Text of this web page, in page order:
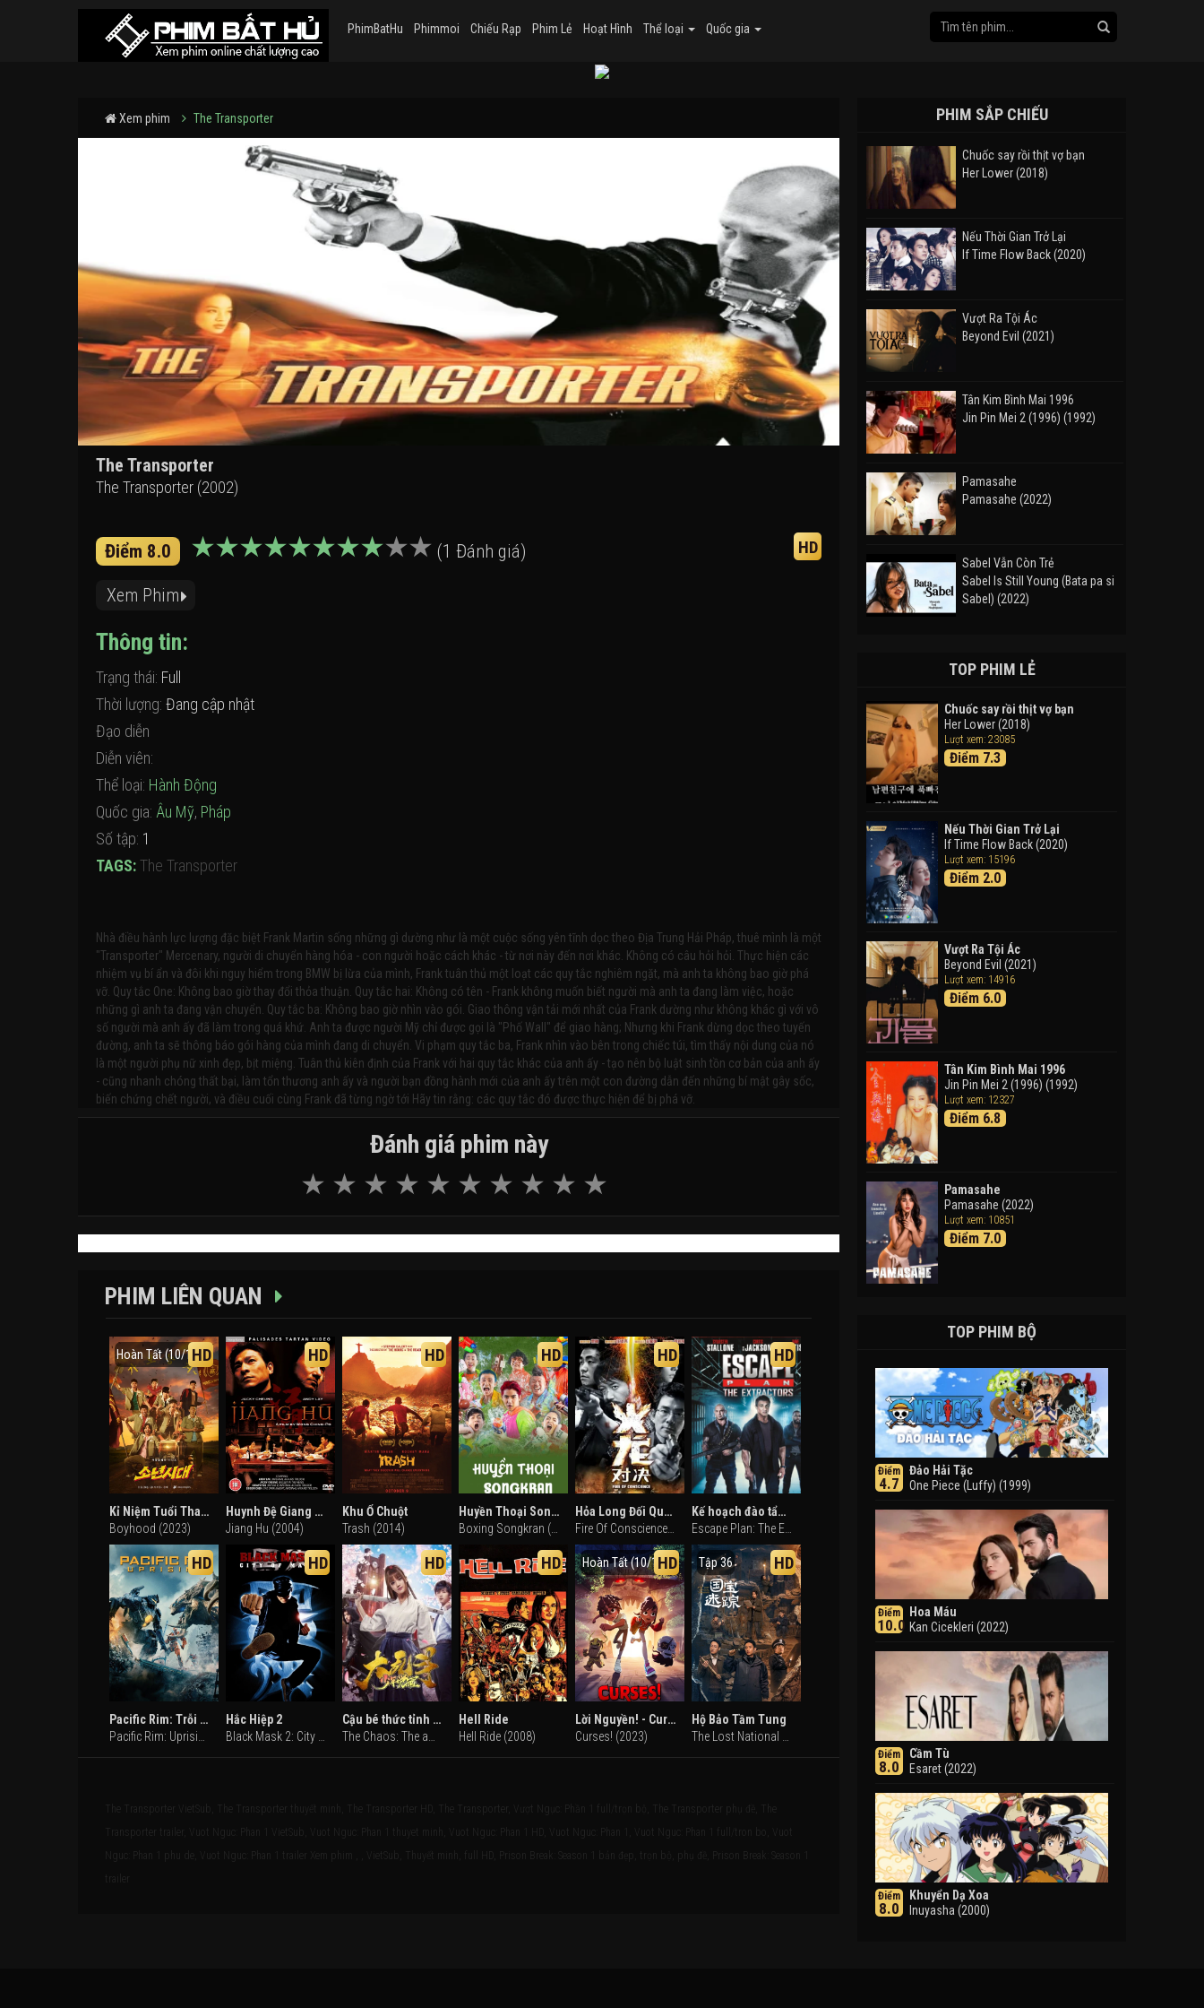
PhimBatHu Phimmoi Chiếu Rạp Phim Lẻ Hoạt Hình Thể loại Quốc gia
Xem phim The Transporter
The Transporter
The Transporter (2002)
Điểm 8.0 (1 Đánh giá) HD
Xem Phim
Thông tin:
Trạng thái: Full
Thời lượng: Đang cập nhật
Đạo diễn
Diễn viên:
Thể loại: Hành Động
Quốc gia: Âu Mỹ, Pháp
Số tập: 1
TAGS:The Transporter
Nhà điều hành lực lượng đặc biệt Frank Martin sống những gì dường như là một cuộc sống yên tĩnh dọc theo Địa Trung Hải Pháp, thuê mình là một
"Transporter" Mercenary, người di chuyển hàng hóa - con người hoặc cách khác - từ nơi này đến nơi khác. Không có câu hỏi hỏi. Thực hiện các
nhiệm vụ bí ẩn và đôi khi nguy hiểm trong BMW bị lừa của mình, Frank tuân thủ một loạt các quy tắc nghiêm ngặt, mà anh ta không bao giờ phá
vỡ. Quy tắc One: Không bao giờ thay đổi thỏa thuận. Quy tắc hai: Không có tên - Frank không muốn biết người mà anh ta đang làm việc, hoặc
những gì anh ta đang vận chuyển. Quy tắc ba: Không bao giờ nhìn vào gói. Giao thông vận tải mới nhất của Frank dường như không khác gì với vô
số người mà anh ấy đã làm trong quá khứ. Anh ta được người Mỹ chỉ được gọi là "Phố Wall" để giao hàng; Nhưng khi Frank dừng dọc theo tuyến
đường, anh ta sẽ thông báo gói hàng của mình đang di chuyển. Vi phạm quy tắc ba, Frank nhìn vào bên trong chiếc túi, tìm thấy nội dung của nó
là một người phụ nữ xinh đẹp, bịt miệng. Tuân thủ kiên định của Frank với hai quy tắc khác của anh ấy - tạo nên bộ luật sinh tồn cơ bản của anh ấy
- cũng nhanh chóng thất bại, làm tổn thương anh ấy và người bạn đồng hành mới của anh ấy trên một con đường dẫn đến những bí mật gây sốc,
biến chứng chết người, và điều cuối cùng Frank đã từng ngờ tới Hãy tin rằng: các quy tắc đó được thực hiện để bị phá vỡ.
Đánh giá phim này
PHIM LIÊN QUAN
Hoàn Tất (10/10)HD
Kỉ Niệm Tuổi Thanh Xuân
Boyhood (2023)
HD
Huynh Đệ Giang Hồ
Jiang Hu (2004)
HD
Khu Ổ Chuột
Trash (2014)
HD
Huyền Thoại Songkran
HD
Hỏa Long Đối Quyết
HD
Kế hoạch đào tẩu 3: Giải cứu
HD
Pacific Rim: Trỗi Dậy
HD
Hắc Hiệp 2
HD
Cậu bé thức tỉnh trong đại loạn
HD
Hell Ride
Hell Ride (2008)
Hoàn Tất (10/10)HD
Lời Nguyền! - Curses!
Curses! (2023)
Tập 36 HD
Hộ Bảo Tầm Tung
The Transporter VietSub, The Transporter thuyết minh, The Transporter HD, The Transporter, Vượt Ngục: Phần 1 full/trọn bộ, The Transporter phụ đề, The
Transporter trailer, Vuot Nguc: Phan 1 VietSub, Vuot Nguc: Phan 1 thuyet minh, Vuot Nguc: Phan 1 HD, Vuot Nguc: Phan 1, Vuot Nguc: Phan 1 full/tron bo, Vuot
Nguc: Phan 1 phu de, Vuot Nguc: Phan 1 trailer Xem phim , , VietSub, Thuyết minh, full HD, Prison Break: Season 1 bản đẹp, trọn bộ, phụ đề, Prison Break: Season 1
trailer
PHIM SẮP CHIẾU
Chuốc say rồi thịt vợ bạn
Her Lower (2018)
Nếu Thời Gian Trở Lại
If Time Flow Back (2020)
Vượt Ra Tội Ác
Beyond Evil (2021)
Tân Kim Bình Mai 1996
Jin Pin Mei 2 (1996) (1992)
Pamasahe
Pamasahe (2022)
Sabel Vẫn Còn Trẻ
Sabel Is Still Young (Bata pa si
Sabel) (2022)
Takas (2024)
Thám Tử Lừng Danh Conan 26:
Tàu Ngầm Sắt Màu Đen
Detective Conan: Black Iron
Phiêu Lưu Vào Thế Giới Trong
Tranh
Doraemon the Movie: Nobita's
Art World Tales (2025)
Tháng Ngày Tươi Đẹp
TOP PHIM LẺ
Chuốc say rồi thịt vợ bạn
Her Lower (2018)
Lượt xem: 23085
Điểm 7.3
Nếu Thời Gian Trở Lại
If Time Flow Back (2020)
Lượt xem: 15196
Điểm 2.0
Vượt Ra Tội Ác
Beyond Evil (2021)
Lượt xem: 14916
Điểm 6.0
Tân Kim Bình Mai 1996
Jin Pin Mei 2 (1996) (1992)
Lượt xem: 12327
Điểm 6.8
Pamasahe
Pamasahe (2022)
Lượt xem: 10851
Điểm 7.0
TOP PHIM BỘ
Điểm
4.7
Đảo Hải Tặc
One Piece (Luffy) (1999)
Điểm
10.0
Hoa Máu
Kan Cicekleri (2022)
Điểm
8.0
Cầm Tù
Esaret (2022)
Điểm
8.0
Khuyển Dạ Xoa
Inuyasha (2000)